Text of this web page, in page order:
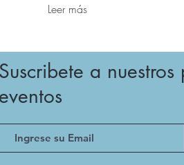
Leer más
a nuestros